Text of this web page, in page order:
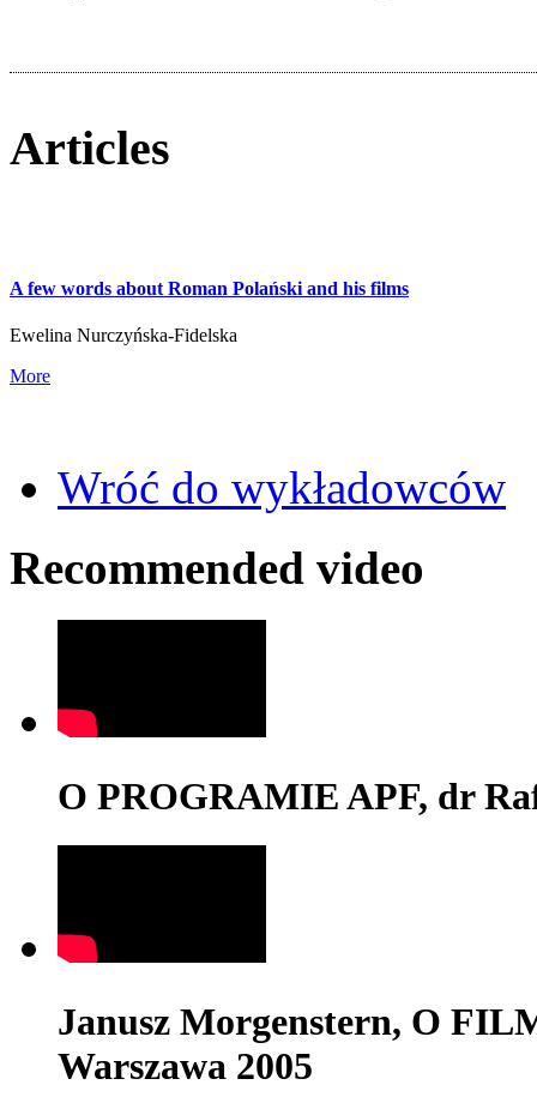
Articles
A few words about Roman Polański and his films
Ewelina Nurczyńska-Fidelska
More
Wróć do wykładowców
Recommended video
O PROGRAMIE APF, dr
Janusz Morgenstern, O
Warszawa 2005